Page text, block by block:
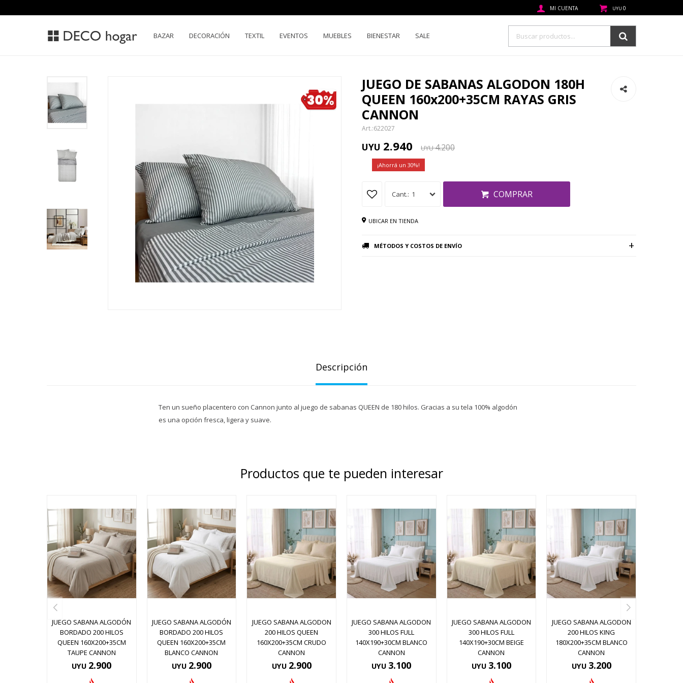
BAZAR DECORACIÓN TEXTIL EVENTOS MUEBLES BIENESTAR SALE
UYU 0
JUEGO DE SABANAS ALGODON 180H
QUEEN 160x200+35CM RAYAS GRIS
CANNON
622027
UYU 2.940 UYU4.200
30
1 COMPRAR
UBICAR EN TIENDA
MÉTODOS Y COSTOS DE ENVÍO
Descripción
Ten un sueño placentero con Cannon junto al juego de sabanas QUEEN de 180 hilos. Gracias a su tela 100% algodón
es una opción fresca, ligera y suave.
Productos que te pueden interesar
JUEGO SABANA ALGODÓN
BORDADO 200 HILOS
QUEEN 160X200+35CM
TAUPE CANNON
UYU 2.900
JUEGO SABANA ALGODÓN
BORDADO 200 HILOS
QUEEN 160X200+35CM
BLANCO CANNON
UYU 2.900
JUEGO SABANA ALGODON
200 HILOS QUEEN
160X200+35CM CRUDO
CANNON
UYU 2.900
JUEGO SABANA ALGODON
300 HILOS FULL
140X190+30CM BLANCO
CANNON
UYU 3.100
JUEGO SABANA ALGODON
300 HILOS FULL
140X190+30CM BEIGE
CANNON
UYU 3.100
JUEGO SABANA ALGODON
200 HILOS KING
180X200+35CM BLANCO
CANNON
UYU 3.200